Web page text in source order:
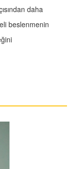
daha
beslenmenin